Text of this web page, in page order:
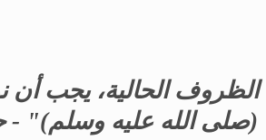
الحالية، يجب أن
(صلى الله عليه وسلم)"